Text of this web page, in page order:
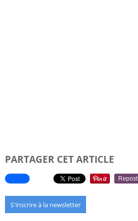
PARTAGER CET ARTICLE
Repost
S'inscrire à la newsletter